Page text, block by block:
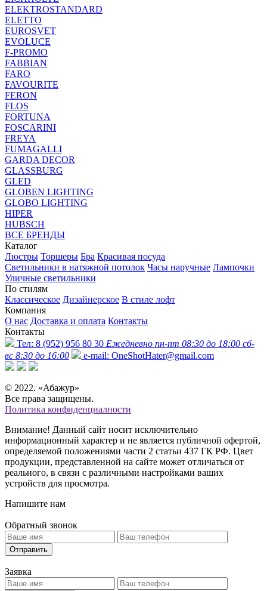
ELEKTROSTANDARD
ELETTO
EUROSVET
EVOLUCE
F-PROMO
FABBIAN
FARO
FAVOURITE
FERON
FLOS
FORTUNA
FOSCARINI
FREYA
FUMAGALLI
GARDA DECOR
GLASSBURG
GLED
GLOBEN LIGHTING
GLOBO LIGHTING
HIPER
HUBSCH
ВСЕ БРЕНДЫ
Каталог
Люстры Торшеры Бра Красивая посуда
Светильники в натяжной потолок Часы наручные Лампочки
Уличные светильники
По стилям
Классическое Дизайнерское В стиле лофт
Компания
О нас Доставка и оплата Контакты
Контакты
Тел: 8 (952) 956 80 30 Ежедневно пн-пт 08:30 до 18:00 сб-
вс 8:30 до 16:00
e-mail: OneShotHater@gmail.com
© 2022. «Абажур»
Все права защищены.
Политика конфиденциалности
Внимание! Данный сайт носит исключительно
информационный характер и не является публичной офертой,
определяемой положениями части 2 статьи 437 ГК РФ. Цвет
продукции, представленной на сайте может отличаться от
реального, в связи с различными настройками ваших
устройств для просмотра.
Напишите нам
Обратный звонок
Отправить
Заявка